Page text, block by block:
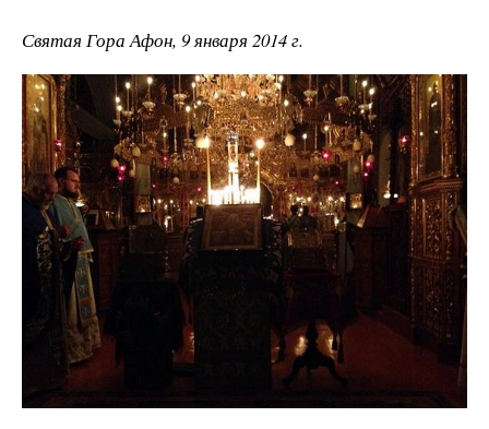
Святая Гора Афон, 9 января 2014 г.